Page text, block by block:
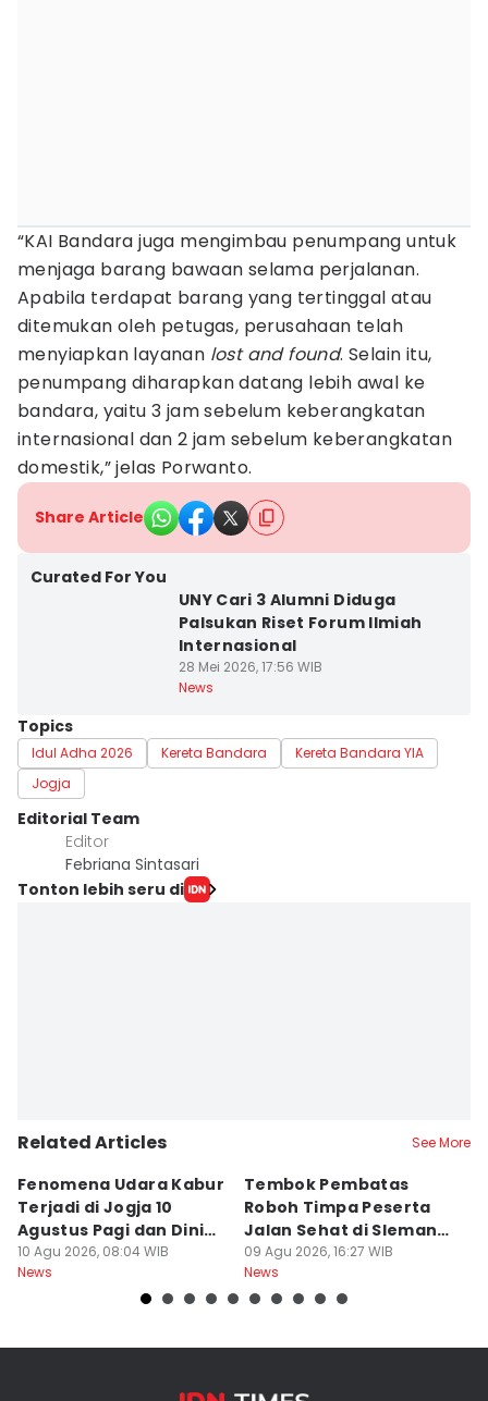
“KAI Bandara juga mengimbau penumpang untuk
menjaga barang bawaan selama perjalanan.
Apabila terdapat barang yang tertinggal atau
ditemukan oleh petugas, perusahaan telah
menyiapkan layanan lost and found. Selain itu,
penumpang diharapkan datang lebih awal ke
bandara, yaitu 3 jam sebelum keberangkatan
internasional dan 2 jam sebelum keberangkatan
domestik,” jelas Porwanto.
Share Article
Curated For You
UNY Cari 3 Alumni Diduga
Palsukan Riset Forum Ilmiah
Internasional
28 Mei 2026, 17:56 WIB
News
Topics
Idul Adha 2026 Kereta Bandara
Kereta Bandara YIA
Jogja
Editorial Team
Editor
Febriana Sintasari
Tonton lebih seru di
Related Articles See More
Fenomena Udara Kabur
Terjadi di Jogja 10
Agustus Pagi dan Dini
Hari
10 Agu 2026, 08:04 WIB
News
Tembok Pembatas
Roboh Timpa Peserta
Jalan Sehat di Sleman,
10 Orang Luka
09 Agu 2026, 16:27 WIB
News